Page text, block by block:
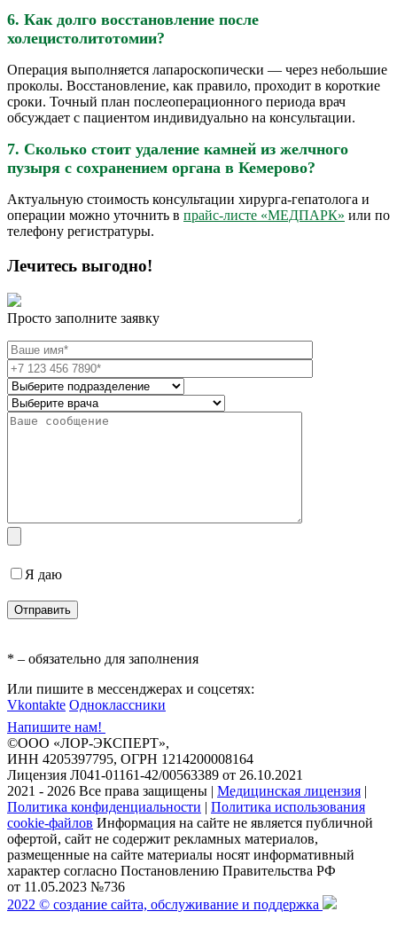
6. Как долго восстановление после
холецистолитотомии?
Операция выполняется лапароскопически — через небольшие
проколы. Восстановление, как правило, проходит в короткие
сроки. Точный план послеоперационного периода врач
обсуждает с пациентом индивидуально на консультации.
7. Сколько стоит удаление камней из желчного
пузыря с сохранением органа в Кемерово?
Актуальную стоимость консультации хирурга-гепатолога и
операции можно уточнить в прайс-листе «МЕДПАРК» или по
телефону регистратуры.
Лечитесь выгодно!
Просто заполните заявку
Я даю
* – обязательно для заполнения
Или пишите в мессенджерах и соцсетях:
Vkontakte Одноклассники
Напишите нам!
©ООО «ЛОР-ЭКСПЕРТ»,
ИНН 4205397795, ОГРН 1214200008164
Лицензия Л041-01161-42/00563389 от 26.10.2021
2021 - 2026 Все права защищены | Медицинская лицензия |
Политика конфиденциальности | Политика использования
cookie-файлов Информация на сайте не является публичной
офертой, сайт не содержит рекламных материалов,
размещенные на сайте материалы носят информативный
характер согласно Постановлению Правительства РФ
от 11.05.2023 №736
2022 © создание сайта, обслуживание и поддержка